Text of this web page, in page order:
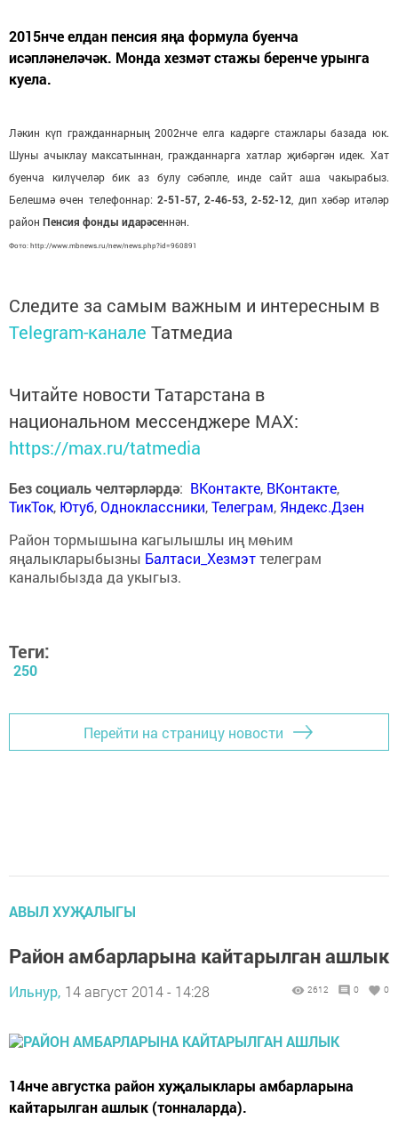
2015нче елдан пенсия яңа формула буенча
исәпләнеләчәк. Монда хезмәт стажы беренче урынга
куела.
Ләкин күп гражданнарның 2002нче елга кадәрге стажлары базада юк.
Шуны ачыклау максатыннан, гражданнарга хатлар җибәргән идек. Хат
буенча килүчеләр бик аз булу сәбәпле, инде сайт аша чакырабыз.
Белешмә өчен телефоннар: 2-51-57, 2-46-53, 2-52-12 , дип хәбәр итәләр
район Пенсия фонды идарәсеннән.
Фото: http://www.mbnews.ru/new/news.php?id=960891
Следите за самым важным и интересным в
Telegram-канале Татмедиа
Читайте новости Татарстана в
национальном мессенджере MАХ:
https://max.ru/tatmedia
Без социаль челтәрләрдә: ВКонтакте, ВКонтакте,
ТикТок, Ютуб,Одноклассники,Телеграм, Яндекс.Дзен
Район тормышына кагылышлы иң мөһим
яңалыкларыбызны Балтаси_Хезмэттелеграм
каналыбызда да укыгыз.
Теги:
250
Перейти на страницу новости
АВЫЛ ХУҖАЛЫГЫ
Район амбарларына кайтарылган ашлык
Ильнур, 14 август 2014 - 14:28 2612 0 0
14нче августка район хуҗалыклары амбарларына
кайтарылган ашлык (тонналарда).